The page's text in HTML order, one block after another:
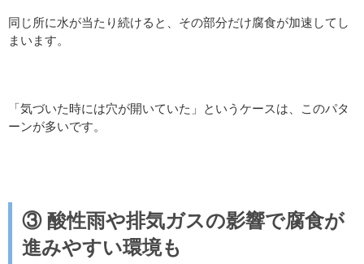
同じ所に水が当たり続けると、その部分だけ腐食が加速してし
まいます。
「気づいた時には穴が開いていた」というケースは、このパタ
ーンが多いです。
③ 酸性雨や排気ガスの影響で腐食が
進みやすい環境も